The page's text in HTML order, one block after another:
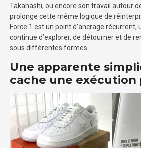
Takahashi, ou encore son travail autour
prolonge cette même logique de
Force 1 est un point d’ancrage récurrent,
continue d’explorer, de détourner et de
sous différentes formes.
Une apparente
cache une exécution